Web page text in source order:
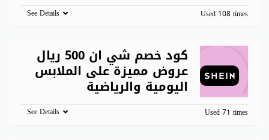
Used 108 times
See Details
كود خصم شي ان 500 ريال
عروض مميزة على الملابس
اليومية والرياضية
Used 71 times
See Details